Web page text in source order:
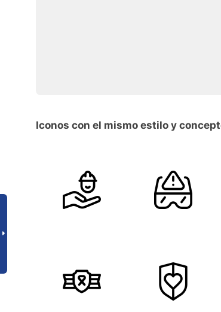
Iconos con el mismo estilo y